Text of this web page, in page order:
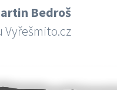
Bedroš